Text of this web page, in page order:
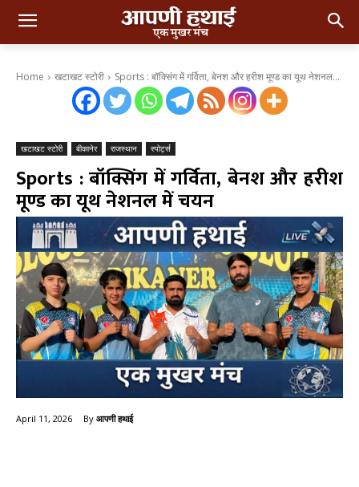
Home खटाखट स्टोरी Sports : बॉक्सिंग में गर्विता, बेनश और हरीश मूण्ड का यूथ नेशनल...
खटाखट स्टोरी बीकानेर राजस्थान स्पोर्ट्स
Sports : बॉक्सिंग में गर्विता, बेनश और हरीश
मूण्ड का यूथ नेशनल में चयन
April 11, 2026 By आपणी हथाई